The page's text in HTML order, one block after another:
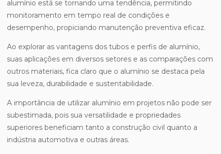
alumínio está se tornando uma tendência, permitindo
monitoramento em tempo real de condições e
desempenho, propiciando manutenção preventiva eficaz.
Ao explorar as vantagens dos tubos e perfis de alumínio,
suas aplicações em diversos setores e as comparações com
outros materiais, fica claro que o alumínio se destaca pela
sua leveza, durabilidade e sustentabilidade.
A importância de utilizar alumínio em projetos não pode ser
subestimada, pois sua versatilidade e propriedades
superiores beneficiam tanto a construção civil quanto a
indústria automotiva e outras áreas.